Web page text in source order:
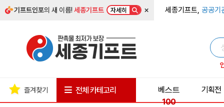
기프트인포의 새 이름!세종기프트 자세히 × 세종기프트, 공공기
즐겨찾기 전체 카테고리
베스트
100
기획전